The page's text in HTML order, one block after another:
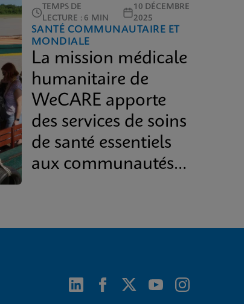
TEMPS DE
LECTURE : 6 MIN
10 DÉCEMBRE
2025
SANTÉ COMMUNAUTAIRE ET
MONDIALE
La mission médicale
humanitaire de
WeCARE apporte
des services de soins
de santé essentiels
aux communautés